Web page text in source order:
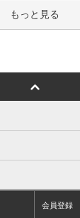
もっと見る
会員登録